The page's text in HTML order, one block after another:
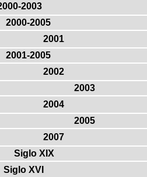
2003
2000-2005
2001
2001-2005
2002
2003
2004
2005
2007
Siglo XIX
Siglo XVI